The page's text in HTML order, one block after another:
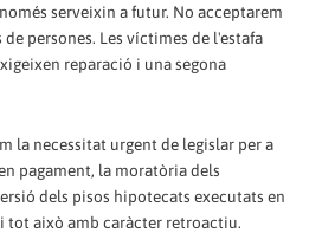
serveixin a futur. No acceptarem
persones. Les víctimes de l'estafa
reparació i una segona
la necessitat urgent de legislar per a
pagament, la moratòria dels
dels pisos hipotecats executats en
tot això amb caràcter retroactiu.